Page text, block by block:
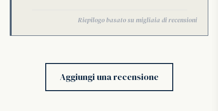
Aggiungi una recensione